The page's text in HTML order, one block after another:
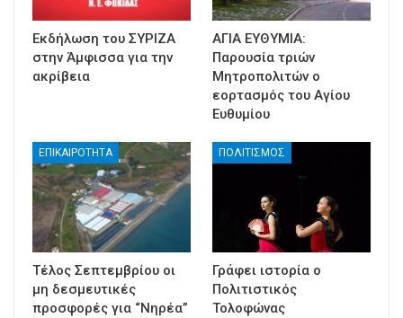
Εκδήλωση του ΣΥΡΙΖΑ
στην Άμφισσα για την
ακρίβεια
ΑΓΙΑ ΕΥΘΥΜΙΑ:
Παρουσία τριών
Μητροπολιτών ο
εορτασμός του Αγίου
Ευθυμίου
ΕΠΙΚΑΙΡΟΤΗΤΑ
Τέλος Σεπτεμβρίου οι
μη δεσμευτικές
προσφορές για “Νηρέα”
ΠΟΛΙΤΙΣΜΟΣ
Γράφει ιστορία ο
Πολιτιστικός
Τολοφώνας